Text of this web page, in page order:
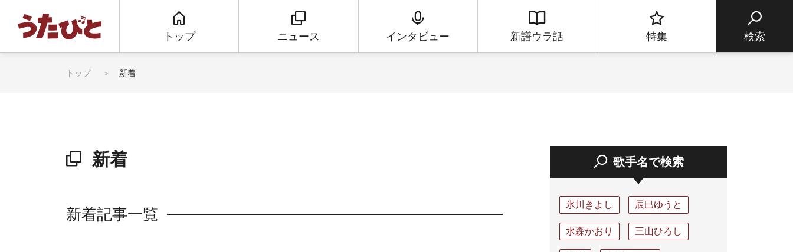
トップ ニュース インタビュー 新譜ウラ話 特集 検索
トップ 新着
新着
新着記事一覧
歌手名で検索
氷川きよし 辰巳ゆうと
水森かおり 三山ひろし